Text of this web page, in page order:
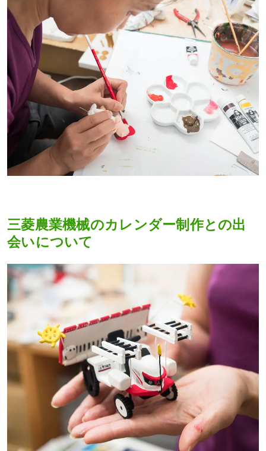
三菱農業機械のカレンダー制作との出
会いについて